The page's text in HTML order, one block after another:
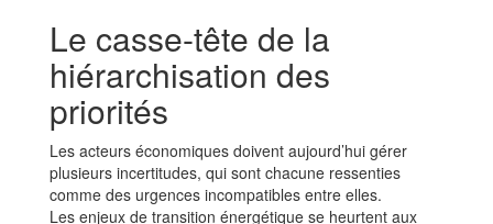
Le casse-tête de la
hiérarchisation des
priorités
Les acteurs économiques doivent aujourd’hui gérer
plusieurs incertitudes, qui sont chacune ressenties
comme des urgences incompatibles entre elles.
Les enjeux de transition énergétique se heurtent aux